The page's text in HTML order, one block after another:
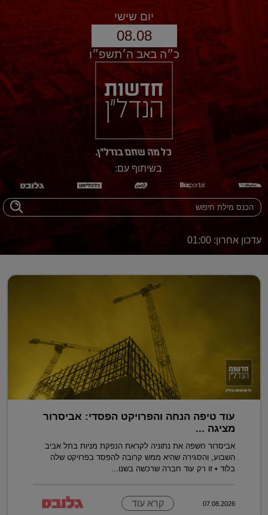
יום שישי
08.08
כ״ה באב ה׳תשפ״ו
בשיתוף עם:
עדכון אחרון: 01:00
עוד טיפה הנחה והפרויקט הפסדי: אביסרור
מציגה ...
אביסרור חשפה את נתוניה לקראת הנפקת מניות בתל אביב
השבוע, והסגירה שהיא ממש קרובה להפסד בפרויקט שלה
בלוד • זו רק עוד חברה שרכשה בשנו...
07.08.2026 קרא עוד